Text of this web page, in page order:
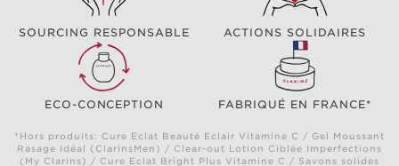
SOURCING RESPONSABLE ACTIONS SOLIDAIRES
ECO-CONCEPTION FABRIQUÉ EN FRANCE*
*Hors produits: Cure Eclat Beauté Eclair Vitamine C / Gel Moussant
Rasage Idéal (ClarinsMen) / Clear-out Lotion Ciblée Imperfections
(My Clarins) / Cure Eclat Bright Plus Vitamine C / Savons solides